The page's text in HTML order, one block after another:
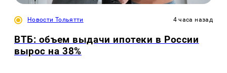
Новости Тольятти 4 часа назад
ВТБ: объем выдачи ипотеки в России
вырос на 38%